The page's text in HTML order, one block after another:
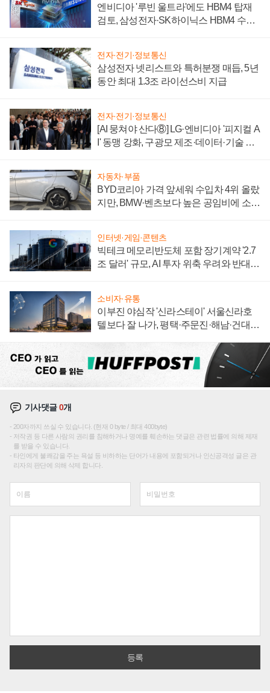
엔비디아 '루빈 울트라'에도 HBM4 탑재
검토, 삼성전자·SK하이닉스 HBM4 수율
전자·전기·정보통신
삼성전자 넷리스트와 특허분쟁 매듭, 5년
동안 최대 1.3조 라이선스비 지급
전자·전기·정보통신
[AI 뭉쳐야 산다⑧] LG·엔비디아 '피지컬 A
I' 동맹 강화, 구광모 제조·데이터·기술 결
자동차·부품
BYD코리아 가격 앞세워 수입차 4위 올랐
지만, BMW·벤츠보다 높은 공임비에 소비
인터넷·게임·콘텐츠
빅테크 메모리반도체 포함 장기계약 '2.7
조 달러' 규모, AI 투자 위축 우려와 반대
소비자·유통
이부진 야심작 '신라스테이' 서울신라호
텔보다 잘 나가, 평택·주문진·해남·건대로
기사댓글0개
200자까지 쓰실 수 있습니다. (현재 0 byte / 최대 400byte)
저작권 등 다른 사람의 권리를 침해하거나 명예를 훼손하는 댓글은 관련 법률에 의해 제재
를 받을 수 있습니다.
타인에게 불쾌감을 주는 욕설 등 비하하는 단어가 내용에 포함되거나 인신공격성 글은 관
리자의 판단에 의해 삭제 합니다.